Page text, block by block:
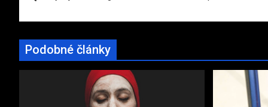
pro
Podobné články